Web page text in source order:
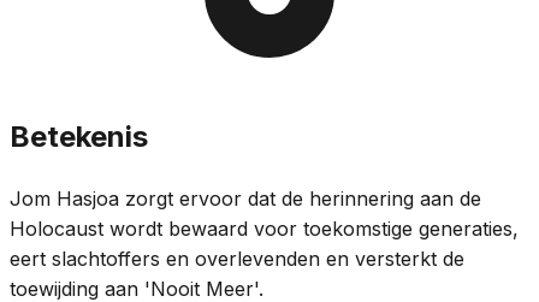
Betekenis
Jom Hasjoa zorgt ervoor dat de herinnering aan de
Holocaust wordt bewaard voor toekomstige generaties,
eert slachtoffers en overlevenden en versterkt de
toewijding aan 'Nooit Meer'.